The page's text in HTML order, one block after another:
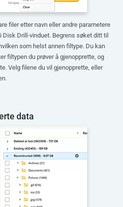
filer etter navn eller andre parametere
Drill-vinduet. Begrens søket ditt til
som helst annen filtype. Du kan
filtypen du prøver å gjenopprette, og
Velg filene du vil gjenopprette, eller
data